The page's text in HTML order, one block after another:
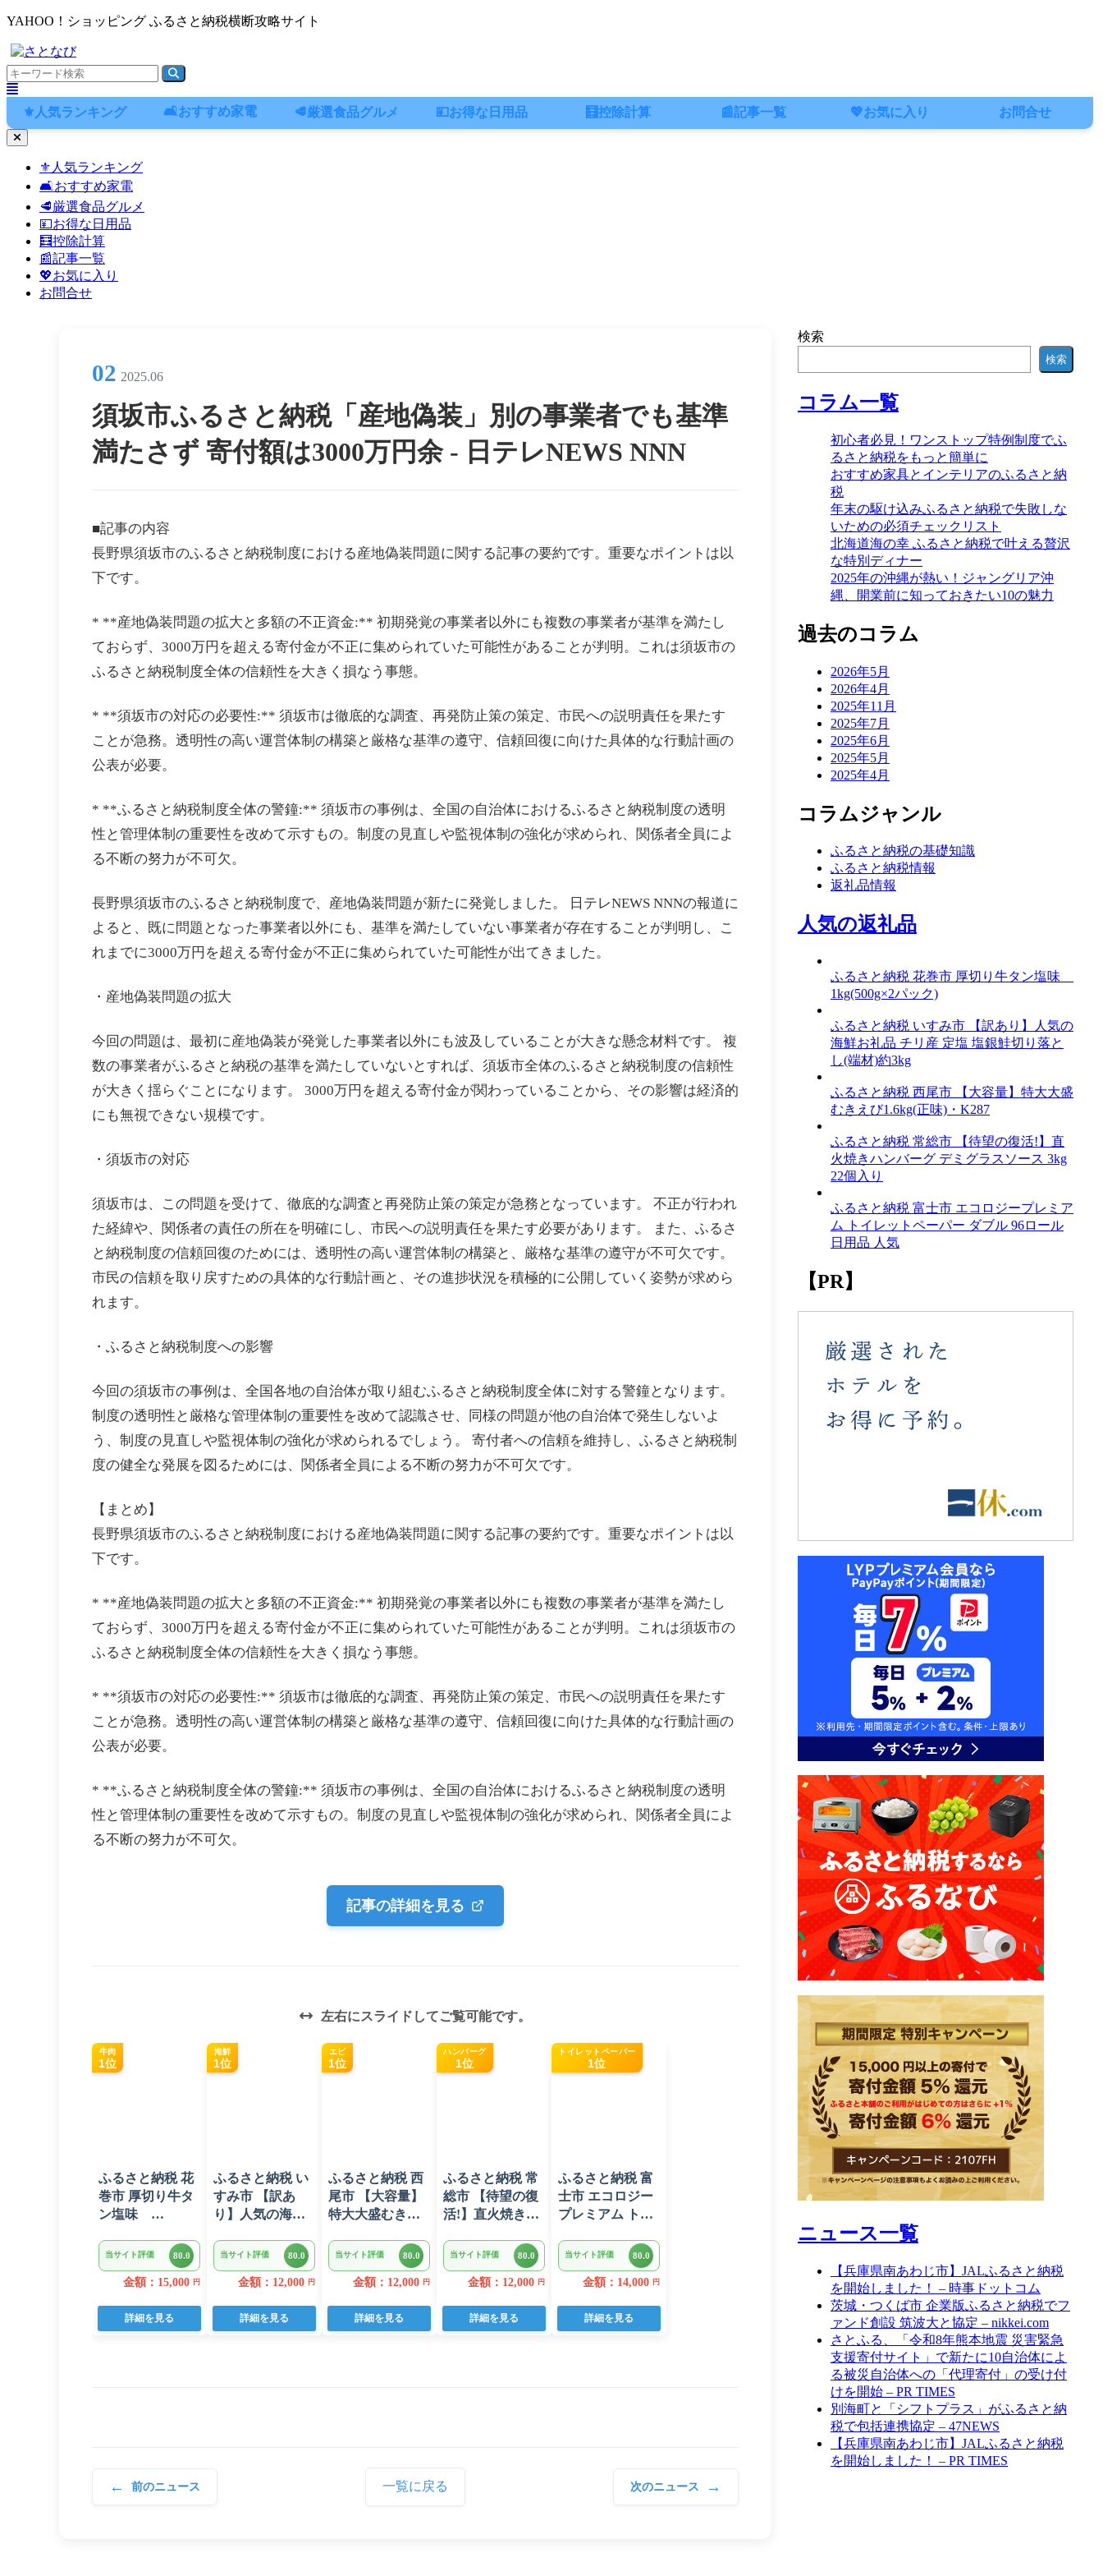
YAHOO！ショッピング ふるさと納税横断攻略サイト
⚜️人気ランキング 🛋️おすすめ家電 🥩厳選食品グルメ 💴お得な日用品 🧮控除計算 📰記事一覧 💖お気に入り
お問合せ
ナ
⚜️人気ランキング
🛋️おすすめ家電
🥩厳選食品グルメ
💴お得な日用品
🧮控除計算
📰記事一覧
💖お気に入り
お問合せ
02 2025.06
須坂市ふるさと納税「産地偽装」別の事業者でも基準
満たさず 寄付額は3000万円余 - 日テレNEWS NNN
■記事の内容
長野県須坂市のふるさと納税制度における産地偽装問題に関する記事の要約です。重要なポイントは以
下です。
* **産地偽装問題の拡大と多額の不正資金:** 初期発覚の事業者以外にも複数の事業者が基準を満たし
ておらず、3000万円を超える寄付金が不正に集められていた可能性があることが判明。これは須坂市の
ふるさと納税制度全体の信頼性を大きく損なう事態。
* **須坂市の対応の必要性:** 須坂市は徹底的な調査、再発防止策の策定、市民への説明責任を果たす
ことが急務。透明性の高い運営体制の構築と厳格な基準の遵守、信頼回復に向けた具体的な行動計画の
公表が必要。
* **ふるさと納税制度全体の警鐘:** 須坂市の事例は、全国の自治体におけるふるさと納税制度の透明
性と管理体制の重要性を改めて示すもの。制度の見直しや監視体制の強化が求められ、関係者全員によ
る不断の努力が不可欠。
長野県須坂市のふるさと納税制度で、産地偽装問題が新たに発覚しました。 日テレNEWS NNNの報道に
よると、既に問題となった事業者以外にも、基準を満たしていない事業者が存在することが判明し、こ
れまでに3000万円を超える寄付金が不正に集められていた可能性が出てきました。
・産地偽装問題の拡大
今回の問題は、最初に産地偽装が発覚した事業者以外にも波及していることが大きな懸念材料です。 複
数の事業者がふるさと納税の基準を満たしていないとすれば、須坂市全体のふるさと納税制度の信頼性
が大きく揺らぐことになります。 3000万円を超える寄付金が関わっていることから、その影響は経済的
にも無視できない規模です。
・須坂市の対応
須坂市は、この問題を受けて、徹底的な調査と再発防止策の策定が急務となっています。 不正が行われ
た経緯や、関係者の責任の所在を明確にし、市民への説明責任を果たす必要があります。 また、ふるさ
と納税制度の信頼回復のためには、透明性の高い運営体制の構築と、厳格な基準の遵守が不可欠です。
市民の信頼を取り戻すための具体的な行動計画と、その進捗状況を積極的に公開していく姿勢が求めら
れます。
・ふるさと納税制度への影響
今回の須坂市の事例は、全国各地の自治体が取り組むふるさと納税制度全体に対する警鐘となります。
制度の透明性と厳格な管理体制の重要性を改めて認識させ、同様の問題が他の自治体で発生しないよ
う、制度の見直しや監視体制の強化が求められるでしょう。 寄付者への信頼を維持し、ふるさと納税制
度の健全な発展を図るためには、関係者全員による不断の努力が不可欠です。
【まとめ】
長野県須坂市のふるさと納税制度における産地偽装問題に関する記事の要約です。重要なポイントは以
下です。
* **産地偽装問題の拡大と多額の不正資金:** 初期発覚の事業者以外にも複数の事業者が基準を満たし
ておらず、3000万円を超える寄付金が不正に集められていた可能性があることが判明。これは須坂市の
ふるさと納税制度全体の信頼性を大きく損なう事態。
* **須坂市の対応の必要性:** 須坂市は徹底的な調査、再発防止策の策定、市民への説明責任を果たす
ことが急務。透明性の高い運営体制の構築と厳格な基準の遵守、信頼回復に向けた具体的な行動計画の
公表が必要。
* **ふるさと納税制度全体の警鐘:** 須坂市の事例は、全国の自治体におけるふるさと納税制度の透明
性と管理体制の重要性を改めて示すもの。制度の見直しや監視体制の強化が求められ、関係者全員によ
る不断の努力が不可欠。
記事の詳細を見る
左右にスライドしてご覧可能です。
牛肉
1位
ふるさと納税 花
巻市 厚切り牛タ
ン塩味
ク)当サイト評価 80.0
金額：15,000 円
詳細を見る
海鮮
1位
ふるさと納税 い
すみ市 【訳あ
り】人気の海鮮
塩 塩銀鮭切り落
とし(端材)約3kg
当サイト評価 80.0
金額：12,000 円
詳細を見る
エビ
1位
ふるさと納税 西
尾市 【大容量】
特大大盛むきえ
K287
当サイト評価 80.0
金額：12,000 円
詳細を見る
ハンバーグ
1位
ふるさと納税 常
総市 【待望の復
活!】直火焼きハ
ラスソース 3kg
22個入り
当サイト評価 80.0
金額：12,000 円
詳細を見る
トイレットペーパー
1位
ふるさと納税 富
士市 エコロジー
プレミアム トイ
ダブル 96ロール
日用品 人気
当サイト評価 80.0
金額：14,000 円
詳細を見る
← 前のニュース 一覧に戻る 次のニュース →
検索
検索
コラム一覧
初心者必見！ワンストップ特例制度でふ
るさと納税をもっと簡単に
おすすめ家具とインテリアのふるさと納
税
年末の駆け込みふるさと納税で失敗しな
いための必須チェックリスト
北海道海の幸 ふるさと納税で叶える贅沢
な特別ディナー
2025年の沖縄が熱い！ジャングリア沖
縄、開業前に知っておきたい10の魅力
過去のコラム
2026年5月
2026年4月
2025年11月
2025年7月
2025年6月
2025年5月
2025年4月
コラムジャンル
ふるさと納税の基礎知識
ふるさと納税情報
返礼品情報
人気の返礼品
ふるさと納税 花巻市 厚切り牛タン塩味
1kg(500g×2パック)
ふるさと納税 いすみ市 【訳あり】人気の
海鮮お礼品 チリ産 定塩 塩銀鮭切り落と
し(端材)約3kg
ふるさと納税 西尾市 【大容量】特大大盛
むきえび1.6kg(正味)・K287
ふるさと納税 常総市 【待望の復活!】直
火焼きハンバーグ デミグラスソース 3kg
22個入り
ふるさと納税 富士市 エコロジープレミア
ム トイレットペーパー ダブル 96ロール
日用品 人気
【PR】
ニュース一覧
【兵庫県南あわじ市】JALふるさと納税
を開始しました！ – 時事ドットコム
茨城・つくば市 企業版ふるさと納税でフ
ァンド創設 筑波大と協定 – nikkei.com
さとふる、「令和8年熊本地震 災害緊急
支援寄付サイト」で新たに10自治体によ
る被災自治体への「代理寄付」の受け付
けを開始 – PR TIMES
別海町と「シフトプラス」がふるさと納
税で包括連携協定 – 47NEWS
【兵庫県南あわじ市】JALふるさと納税
を開始しました！ – PR TIMES